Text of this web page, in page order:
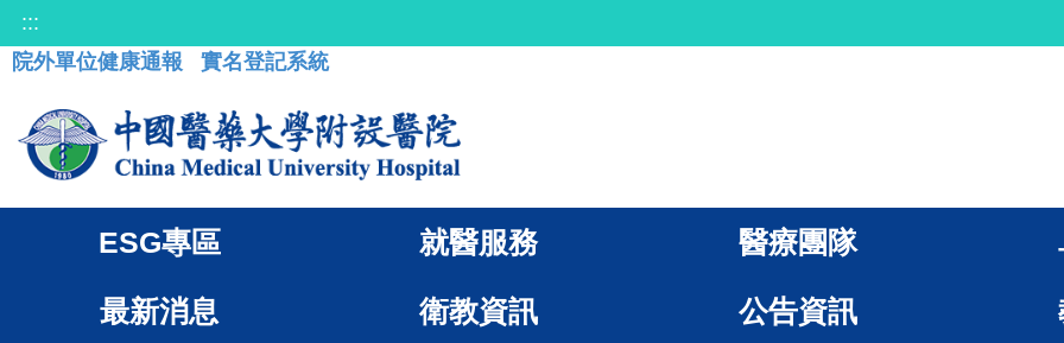
:::
院外單位健康通報
實名登記系統
ESG專區 就醫服務 醫療團隊
最新消息 衛教資訊 公告資訊